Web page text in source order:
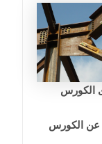
الكورس
عن الكورس